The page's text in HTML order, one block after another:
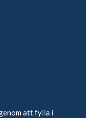
att fylla i